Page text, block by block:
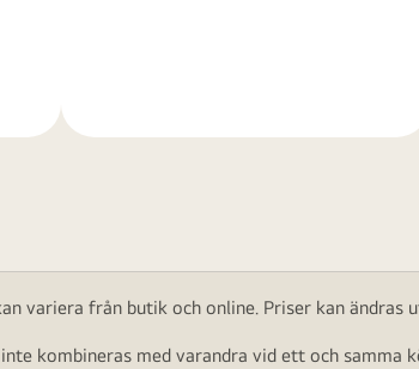
variera från butik och online. Priser kan
kombineras med varandra vid ett och samma